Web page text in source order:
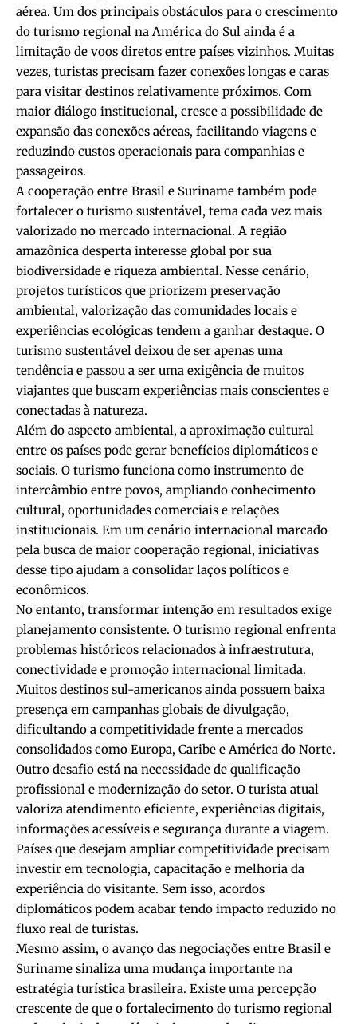
aérea. Um dos principais obstáculos para o crescimento
do turismo regional na América do Sul ainda é a
limitação de voos diretos entre países vizinhos. Muitas
vezes, turistas precisam fazer conexões longas e caras
para visitar destinos relativamente próximos. Com
maior diálogo institucional, cresce a possibilidade de
expansão das conexões aéreas, facilitando viagens e
reduzindo custos operacionais para companhias e
passageiros.
A cooperação entre Brasil e Suriname também pode
fortalecer o turismo sustentável, tema cada vez mais
valorizado no mercado internacional. A região
amazônica desperta interesse global por sua
biodiversidade e riqueza ambiental. Nesse cenário,
projetos turísticos que priorizem preservação
ambiental, valorização das comunidades locais e
experiências ecológicas tendem a ganhar destaque. O
turismo sustentável deixou de ser apenas uma
tendência e passou a ser uma exigência de muitos
viajantes que buscam experiências mais conscientes e
conectadas à natureza.
Além do aspecto ambiental, a aproximação cultural
entre os países pode gerar benefícios diplomáticos e
sociais. O turismo funciona como instrumento de
intercâmbio entre povos, ampliando conhecimento
cultural, oportunidades comerciais e relações
institucionais. Em um cenário internacional marcado
pela busca de maior cooperação regional, iniciativas
desse tipo ajudam a consolidar laços políticos e
econômicos.
No entanto, transformar intenção em resultados exige
planejamento consistente. O turismo regional enfrenta
problemas históricos relacionados à infraestrutura,
conectividade e promoção internacional limitada.
Muitos destinos sul-americanos ainda possuem baixa
presença em campanhas globais de divulgação,
dificultando a competitividade frente a mercados
consolidados como Europa, Caribe e América do Norte.
Outro desafio está na necessidade de qualificação
profissional e modernização do setor. O turista atual
valoriza atendimento eficiente, experiências digitais,
informações acessíveis e segurança durante a viagem.
Países que desejam ampliar competitividade precisam
investir em tecnologia, capacitação e melhoria da
experiência do visitante. Sem isso, acordos
diplomáticos podem acabar tendo impacto reduzido no
fluxo real de turistas.
Mesmo assim, o avanço das negociações entre Brasil e
Suriname sinaliza uma mudança importante na
estratégia turística brasileira. Existe uma percepção
crescente de que o fortalecimento do turismo regional